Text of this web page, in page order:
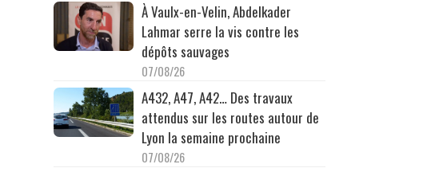
À Vaulx-en-Velin, Abdelkader
Lahmar serre la vis contre les
dépôts sauvages
07/08/26
A432, A47, A42… Des travaux
attendus sur les routes autour de
Lyon la semaine prochaine
07/08/26